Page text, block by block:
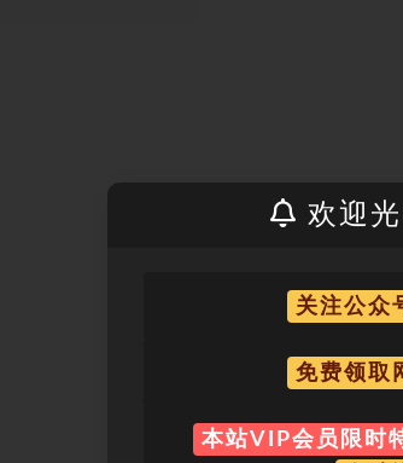
欢迎
关注公众
免费领取
本站VIP会员限时